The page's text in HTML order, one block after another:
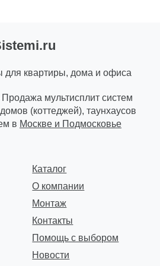
для квартиры, дома и офиса
мультисплит систем
(коттеджей), таунхаусов
в Москве и Подмосковье
Каталог
О компании
Монтаж
Контакты
Помощь с выбором
Новости